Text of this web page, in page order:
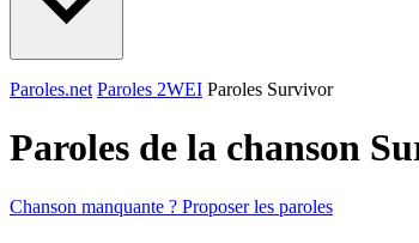
Paroles.net Paroles 2WEI Paroles Survivor
Paroles de la chanson
Chanson manquante ? Proposer les paroles